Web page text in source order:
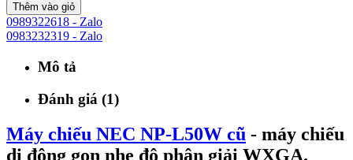
Thêm vào giỏ
0989322618 - Zalo
0983232319 - Zalo
Mô tả
Đánh giá (1)
Máy chiếu NEC NP-L50W cũ - máy chiếu
di động gọn nhẹ độ phân giải WXGA.